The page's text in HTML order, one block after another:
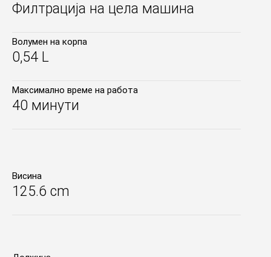
Филтрација на цела машина
Волумен на корпа
0,54 L
Максимално време на работа
40 минути
Висина
125.6 cm